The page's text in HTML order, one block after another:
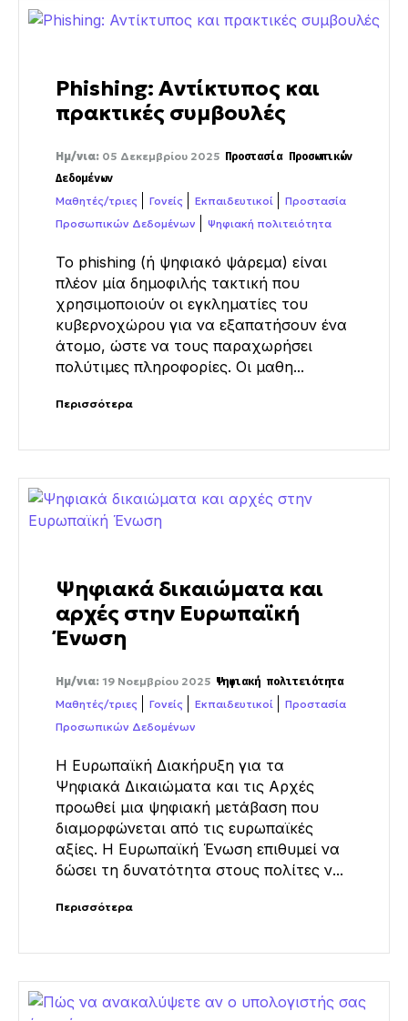
Phishing: Αντίκτυπος και
πρακτικές συμβουλές
Ημ/νια: 05 Δεκεμβρίου 2025 Προστασία Προσωπικών
Δεδομένων
Μαθητές/τριες Γονείς Εκπαιδευτικοί
Προστασία
Προσωπικών Δεδομένων
Ψηφιακή πολιτειότητα
Το phishing (ή ψηφιακό ψάρεμα) είναι
πλέον μία δημοφιλής τακτική που
χρησιμοποιούν οι εγκληματίες του
κυβερνοχώρου για να εξαπατήσουν ένα
άτομο, ώστε να τους παραχωρήσει
πολύτιμες πληροφορίες. Οι μαθη...
Περισσότερα
Ψηφιακά δικαιώματα και
αρχές στην Ευρωπαϊκή
Ένωση
Ημ/νια: 19 Νοεμβρίου 2025 Ψηφιακή πολιτειότητα
Μαθητές/τριες Γονείς Εκπαιδευτικοί
Προστασία
Προσωπικών Δεδομένων
Η Ευρωπαϊκή Διακήρυξη για τα
Ψηφιακά Δικαιώματα και τις Αρχές
προωθεί μια ψηφιακή μετάβαση που
διαμορφώνεται από τις ευρωπαϊκές
αξίες. Η Ευρωπαϊκή Ένωση επιθυμεί να
δώσει τη δυνατότητα στους πολίτες ν...
Περισσότερα